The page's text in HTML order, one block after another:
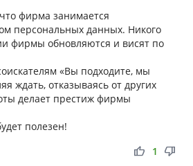
фирма занимается
персональных данных. Никого
фирмы обновляются и висят по
«Вы подходите, мы
ждать, отказываясь от других
делает престиж фирмы
полезен!
thumb_up thumb_down
1